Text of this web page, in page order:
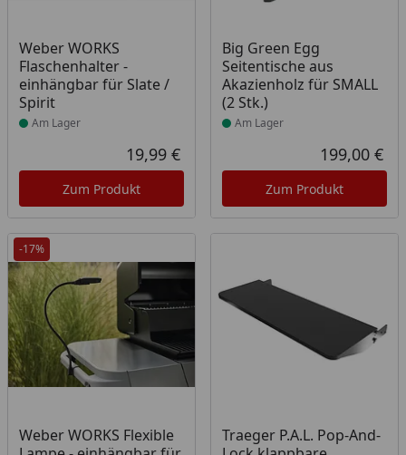
Weber WORKS
Flaschenhalter -
einhängbar für Slate /
Spirit
Produkt am Lager
Am Lager
Aktueller Preis
19,99 €
Zum Produkt
Big Green Egg
Seitentische aus
Akazienholz für SMALL
(2 Stk.)
Produkt am Lager
Am Lager
199,00 €
Zum Produkt
-17%
Weber WORKS Flexible
Produkt am Lager
Traeger P.A.L. Pop-And-
Produkt am Lager